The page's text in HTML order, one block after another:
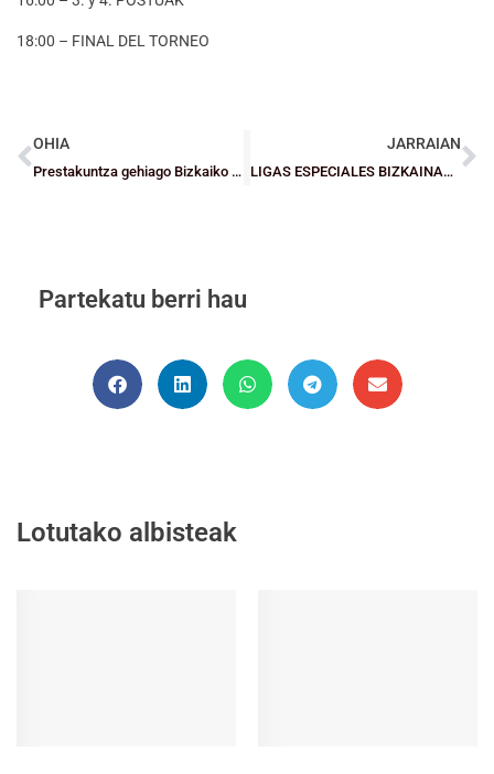
18:00 – FINAL DEL TORNEO
OHIA
Prestakuntza gehiago Bizkaiko Aurreselekzioentzat
JARRAIAN
LIGAS ESPECIALES BIZKAINAS: Primera jornada marcada por la contundencia de los Fundación Bilbao Basket
Partekatu berri hau
Lotutako albisteak